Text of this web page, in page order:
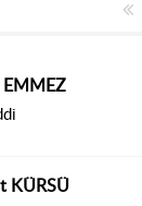
EMMEZ
KÜRSÜ